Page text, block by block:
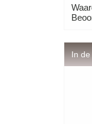
In de